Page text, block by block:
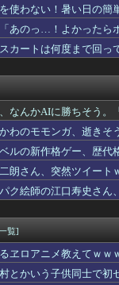
食代500円しかくれな
トかけろ」配達員ぼく
が同じ日になってし
ント大阪にて夏休みこ
ームランにMLBファン
対」大幅増 若い世
止められた元毎日新聞
人に
る「マンガ毎週末セー
時代は変わると思いま
シーンを「領域展開」
ちそう。「声も「人格
ラ、流石に太すぎるｗｗ
人物で「こいつチート
ンRED」特報映像公
ワイのフォルダが火を
を使わない！暑い日の簡
「あのっ…！よかったら
スカートは何度まで回
、なんかAIに勝ちそう。
わのモモンガ、逝きそ
ベルの新作格ゲー、歴
二朗さん、突然ツイート
パク絵師の江口寿史さ
覧]
ヱロアニメ教えてｗｗ
村とかいう子供同士で